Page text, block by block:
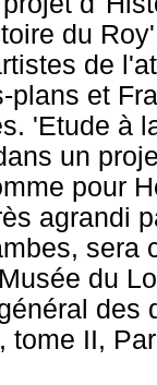
du
de
plans et
'Etude à
un
pour
agrandi
sera
du
des
tome II,